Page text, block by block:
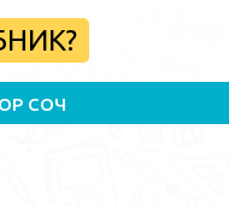
СОЧ